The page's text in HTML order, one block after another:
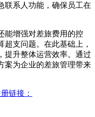
联系人功能，确保员工在
能增强对差旅费用的控
支问题。在此基础上，
提升整体运营效率。通过
案为企业的差旅管理带来
链接：